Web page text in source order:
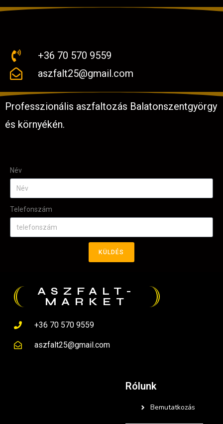
+36 70 570 9559
aszfalt25@gmail.com
Professzionális aszfaltozás Balatonszentgyörgy
és környékén.
Név
Telefonszám
KÜLDÉS
ASZFALT-
MARKET
+36 70 570 9559
aszfalt25@gmail.com
Rólunk
Bemutatkozás